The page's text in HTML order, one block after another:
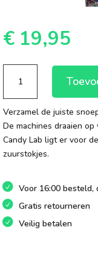
€ 19,95
aantal
Verzamel de juiste
De machines draaien
Candy Lab ligt er voor
zuurstokjes.
Voor 16:00 besteld,
Gratis retourneren
Veilig betalen